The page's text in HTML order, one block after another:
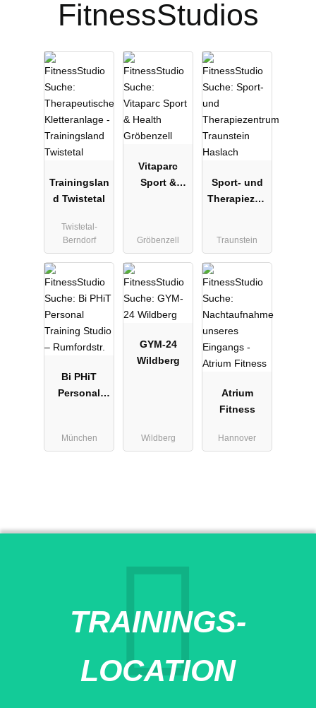
FitnessStudios
Trainingslan
d Twistetal
Twistetal-
Berndorf
Vitaparc
Sport &
Gröbenzell
Sport- und
Therapiezen
Traunstein
Bi PHiT
Personal
Rumfordstr.
München
GYM-24
Wildberg
Wildberg
Atrium
Fitness
Hannover
TRAININGS-
LOCATION